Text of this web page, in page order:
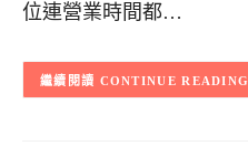
位連營業時間都…
CONTINUE READING